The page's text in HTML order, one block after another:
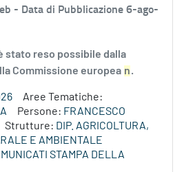
- Data di Pubblicazione 6-ago-
stato reso possibile dalla
Commissione europea n.
Aree Tematiche:
Persone: FRANCESCO
Strutture: DIP. AGRICOLTURA,
E AMBIENTALE
STAMPA DELLA